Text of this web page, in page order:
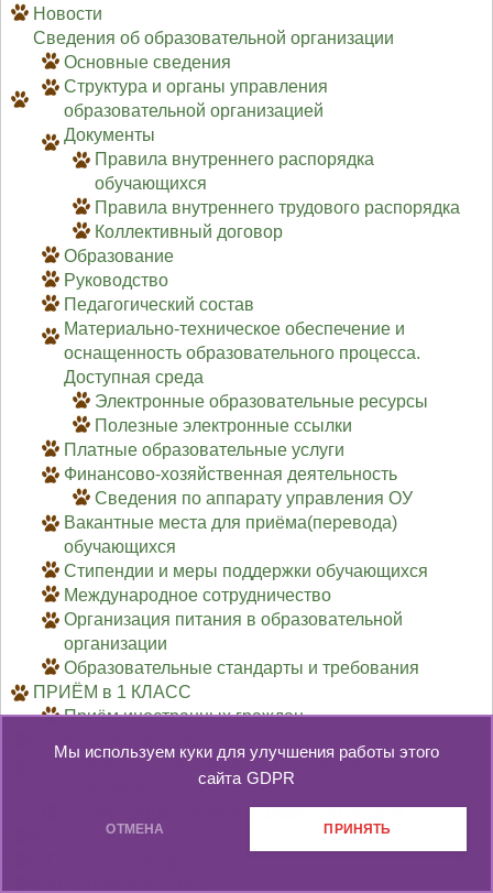
Мы используем куки для улучшения работы этого
сайта GDPR
ОТМЕНА ПРИНЯТЬ
Новости
Сведения об образовательной организации
Основные сведения
Структура и органы управления
образовательной организацией
Документы
Правила внутреннего распорядка
обучающихся
Правила внутреннего трудового распорядка
Коллективный договор
Образование
Руководство
Педагогический состав
Материально-техническое обеспечение и
оснащенность образовательного процесса.
Доступная среда
Электронные образовательные ресурсы
Полезные электронные ссылки
Платные образовательные услуги
Финансово-хозяйственная деятельность
Сведения по аппарату управления ОУ
Вакантные места для приёма(перевода)
обучающихся
Стипендии и меры поддержки обучающихся
Международное сотрудничество
Организация питания в образовательной
организации
Образовательные стандарты и требования
ПРИЁМ в 1 КЛАСС
Приём иностранных граждан
Сведения об организации отдыха детей и их
Организация питания в школьном лагере
Расписание уроков